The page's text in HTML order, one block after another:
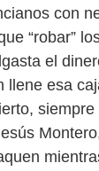
con
“robar”
el
llene esa